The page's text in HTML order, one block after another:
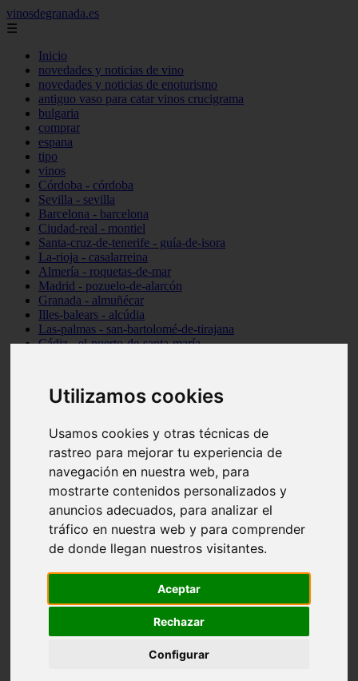
Utilizamos cookies
Usamos cookies y otras técnicas de
rastreo para mejorar tu experiencia de
navegación en nuestra web, para
mostrarte contenidos personalizados y
anuncios adecuados, para analizar el
tráfico en nuestra web y para comprender
de donde llegan nuestros visitantes.
Aceptar
Rechazar
Configurar
vinosdegranada.es
☰
Inicio
novedades y noticias de vino
novedades y noticias de enoturismo
antiguo vaso para catar vinos crucigrama
bulgaria
comprar
espana
tipo
vinos
Córdoba - córdoba
Sevilla - sevilla
Barcelona - barcelona
Ciudad-real - montiel
Santa-cruz-de-tenerife - guía-de-isora
La-rioja - casalarreina
Almería - roquetas-de-mar
Madrid - pozuelo-de-alarcón
Granada - almuñécar
Illes-balears - alcúdia
Las-palmas - san-bartolomé-de-tirajana
Cádiz - el-puerto-de-santa-maría
Santa-cruz-de-tenerife - los-llanos-de-aridane
Cantabria - suances
Granada - monachil
Huesca - isábena
Huesca - alquézar
Huesca - castejón-de-sos
Sevilla - marinaleda
Córdoba - almedinilla
Navarra - zangoza
Cantabria - arenas-de-iguña
Barcelona - la-pobla-de-lillet
Las-palmas - yaiza
Valladolid - fuensaldaña